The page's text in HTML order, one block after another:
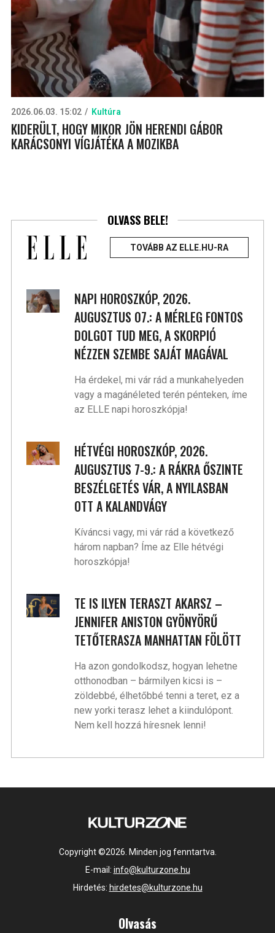
2026.06.03. 15:02 Kultúra
KIDERÜLT, HOGY MIKOR JÖN HERENDI GÁBOR
KARÁCSONYI VÍGJÁTÉKA A MOZIKBA
OLVASS BELE!
TOVÁBB AZ ELLE.HU-RA
NAPI HOROSZKÓP, 2026.
AUGUSZTUS 07.: A MÉRLEG FONTOS
DOLGOT TUD MEG, A SKORPIÓ
NÉZZEN SZEMBE SAJÁT MAGÁVAL
Ha érdekel, mi vár rád a munkahelyeden
vagy a magánéleted terén pénteken, íme
az ELLE napi horoszkópja!
HÉTVÉGI HOROSZKÓP, 2026.
AUGUSZTUS 7-9.: A RÁKRA ŐSZINTE
BESZÉLGETÉS VÁR, A NYILASBAN
OTT A KALANDVÁGY
Kíváncsi vagy, mi vár rád a következő
három napban? Íme az Elle hétvégi
horoszkópja!
TE IS ILYEN TERASZT AKARSZ –
JENNIFER ANISTON GYÖNYÖRŰ
TETŐTERASZA MANHATTAN FÖLÖTT
Ha azon gondolkodsz, hogyan lehetne
otthonodban – bármilyen kicsi is –
zöldebbé, élhetőbbé tenni a teret, ez a
new yorki terasz lehet a kiindulópont.
Nem kell hozzá híresnek lenni!
Copyright ©2026. Minden jog fenntartva.
E-mail: info@kulturzone.hu
Hirdetés: hirdetes@kulturzone.hu
Olvasás